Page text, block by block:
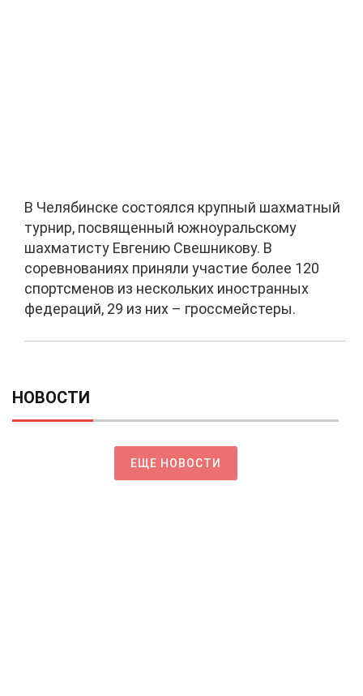
В Челябинске состоялся крупный шахматный
турнир, посвященный южноуральскому
шахматисту Евгению Свешникову. В
соревнованиях приняли участие более 120
спортсменов из нескольких иностранных
федераций, 29 из них – гроссмейстеры.
НОВОСТИ
ЕЩЕ НОВОСТИ